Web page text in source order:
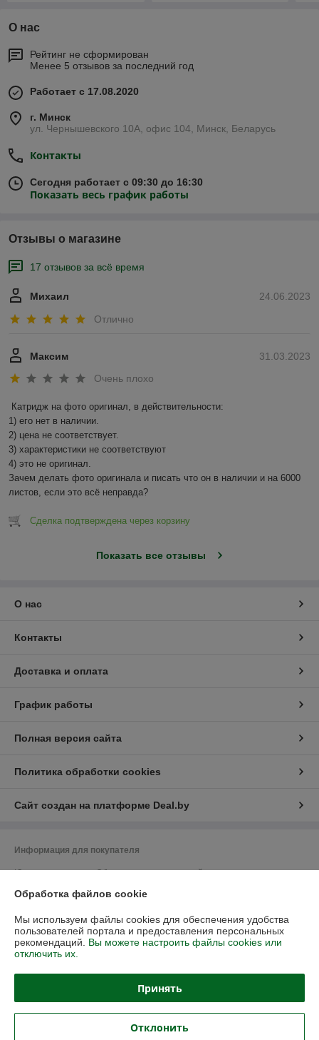
О нас
Рейтинг не сформирован
Менее 5 отзывов за последний год
Работает с 17.08.2020
г. Минск
ул. Чернышевского 10А, офис 104, Минск, Беларусь
Контакты
Сегодня работает с 09:30 до 16:30
Показать весь график работы
Отзывы о магазине
17 отзывов за всё время
24.06.2023
Михаил
Отлично
31.03.2023
Максим
Очень плохо
Катридж на фото оригинал, в действительности:
1) его нет в наличии.
2) цена не соответствует.
3) характеристики не соответствуют
4) это не оригинал.
Зачем делать фото оригинала и писать что он в наличии и на 6000
листов, если это всё неправда?
Сделка подтверждена через корзину
Показать все отзывы
О нас
Контакты
Доставка и оплата
График работы
Полная версия сайта
Политика обработки cookies
Сайт создан на платформе Deal.by
Информация для покупателя
Юридическое лицо:Общество с ограниченной ответственностью
г.Минск, ул.Чернышевского 10А, каб.104
Регистрационный номер ЕГР: 193458078
УНП: 193458078
Дата регистрации компании: 20.08.2020
Местонахождение книги жалоб и предложений: ул. Чернышевского
Обработка файлов cookie
Мы используем файлы cookies для обеспечения удобства
пользователей портала и предоставления персональных
рекомендаций. Вы можете настроить файлы cookies или
отключить их.
Принять
Отклонить